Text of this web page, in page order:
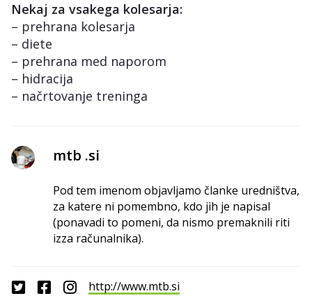
Nekaj za vsakega kolesarja:
– prehrana kolesarja
– diete
– prehrana med naporom
– hidracija
– načrtovanje treninga
mtb .si
Pod tem imenom objavljamo članke uredništva,
za katere ni pomembno, kdo jih je napisal
(ponavadi to pomeni, da nismo premaknili riti
izza računalnika).
http://www.mtb.si